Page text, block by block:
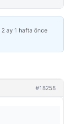
2 ay 1 hafta önce
#18258